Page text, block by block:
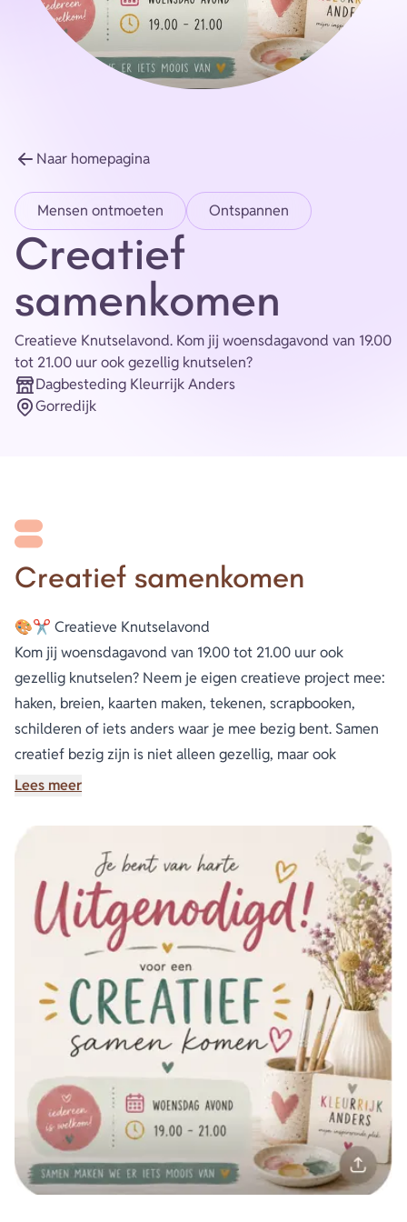
Energie
Contact
Privacy verklaring
Home
Naar homepagina
Mensen ontmoeten Ontspannen
Creatief
samenkomen
Creatieve Knutselavond. Kom jij woensdagavond van 19.00
tot 21.00 uur ook gezellig knutselen?
Organisatie
Dagbesteding Kleurrijk Anders
PlaatsGorredijk
Creatief samenkomen
🎨✂️ Creatieve Knutselavond
Kom jij woensdagavond van 19.00 tot 21.00 uur ook
gezellig knutselen? Neem je eigen creatieve project mee:
haken, breien, kaarten maken, tekenen, scrapbooken,
schilderen of iets anders waar je mee bezig bent. Samen
creatief bezig zijn is niet alleen gezellig, maar ook
inspirerend. Onder het genot van een kopje koffie of thee
📅 Woensdag 🕖 19.00 - 21.00 uur. 💰€ 7,50
Hoofstraat 64 Gorredijk
Iedereen is welkom, van beginner tot ervaren hobbyist.
Lees meer